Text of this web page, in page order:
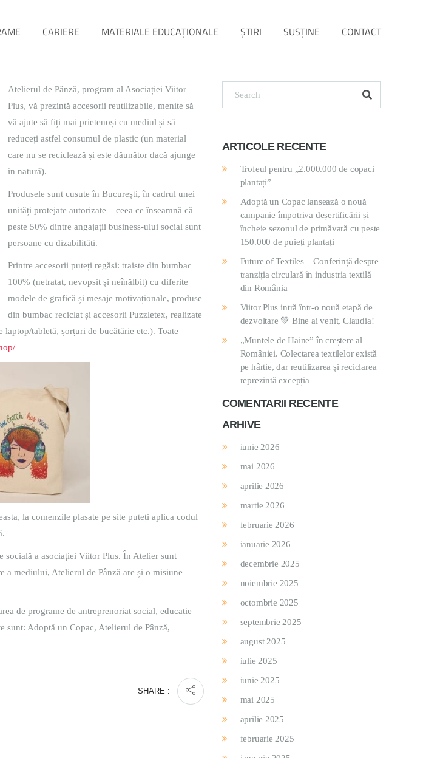
CARIERE MATERIALE EDUCAȚIONALE ŞTIRI SUSŢINE CONTACT
Atelierul de Pânză, program al Asociației Viitor
Plus, vă prezintă accesorii reutilizabile, menite să
vă ajute să fiți mai prietenoși cu mediul și să
reduceți astfel consumul de plastic (un material
care nu se reciclează și este dăunător dacă ajunge
în natură).
Produsele sunt cusute în București, în cadrul unei
unități protejate autorizate – ceea ce înseamnă că
peste 50% dintre angajații business-ului social sunt
persoane cu dizabilități.
Printre accesorii puteți regăsi: traiste din bumbac
100% (netratat, nevopsit și neînălbit) cu diferite
modele de grafică și mesaje motivaționale, produse
din bumbac reciclat și accesorii Puzzletex, realizate
tabletă, șorțuri de bucătărie etc.). Toate
la comenzile plasate pe site puteți aplica codul
socială a asociației Viitor Plus. În Atelier sunt
a mediului, Atelierul de Pânză are și o misiune
de programe de antreprenoriat social, educație
sunt: Adoptă un Copac, Atelierul de Pânză,
SHARE :
ARTICOLE RECENTE
Trofeul pentru „2.000.000 de copaci
plantați”
Adoptă un Copac lansează o nouă
campanie împotriva deșertificării și
încheie sezonul de primăvară cu peste
150.000 de puieți plantați
Future of Textiles – Conferință despre
tranziția circulară în industria textilă
din România
Viitor Plus intră într-o nouă etapă de
dezvoltare 💚 Bine ai venit, Claudia!
„Muntele de Haine” în creștere al
României. Colectarea textilelor există
pe hârtie, dar reutilizarea și reciclarea
reprezintă excepția
COMENTARII RECENTE
ARHIVE
iunie 2026
mai 2026
aprilie 2026
martie 2026
februarie 2026
ianuarie 2026
decembrie 2025
noiembrie 2025
octombrie 2025
septembrie 2025
august 2025
iulie 2025
iunie 2025
mai 2025
aprilie 2025
februarie 2025